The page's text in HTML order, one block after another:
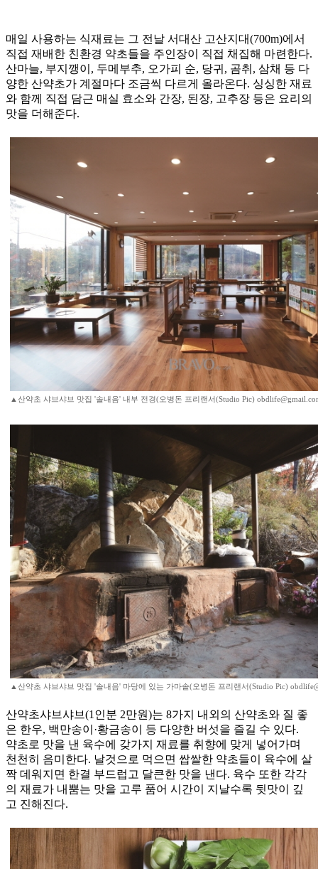
매일 사용하는 식재료는 그 전날 서대산 고산지대(700m)에서
직접 재배한 친환경 약초들을 주인장이 직접 채집해 마련한다.
산마늘, 부지깽이, 두메부추, 오가피 순, 당귀, 곰취, 삼채 등 다
양한 산약초가 계절마다 조금씩 다르게 올라온다. 싱싱한 재료
와 함께 직접 담근 매실 효소와 간장, 된장, 고추장 등은 요리의
맛을 더해준다.
▲산약초 샤브샤브 맛집 '솔내음' 내부 전경(오병돈 프리랜서(Studio Pic)
▲산약초 샤브샤브 맛집 '솔내음' 마당에 있는 가마솥(오병돈 프리랜서(Studio Pic)
산약초샤브샤브(1인분 2만원)는 8가지 내외의 산약초와 질 좋
은 한우, 백만송이·황금송이 등 다양한 버섯을 즐길 수 있다.
약초로 맛을 낸 육수에 갖가지 재료를 취향에 맞게 넣어가며
천천히 음미한다. 날것으로 먹으면 쌉쌀한 약초들이 육수에 살
짝 데워지면 한결 부드럽고 달큰한 맛을 낸다. 육수 또한 각각
의 재료가 내뿜는 맛을 고루 품어 시간이 지날수록 뒷맛이 깊
고 진해진다.